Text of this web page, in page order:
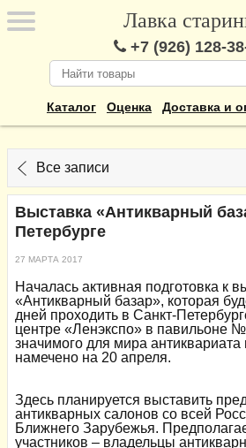
Лавка
+7 (926) 128-
Каталог Оценка Доставка и
Все записи
Выставка «Антикварный
Петербурге
27 МАРТА 2017
Началась активная подготовка к
«Антикварный базар», которая
дней проходить в Санкт-
центре «Ленэкспо» в павильоне
значимого для мира
намечено на 20 апреля.
Здесь планируется выставить
антикварных салонов со всей
Ближнего Зарубежья.
участников – владельцы